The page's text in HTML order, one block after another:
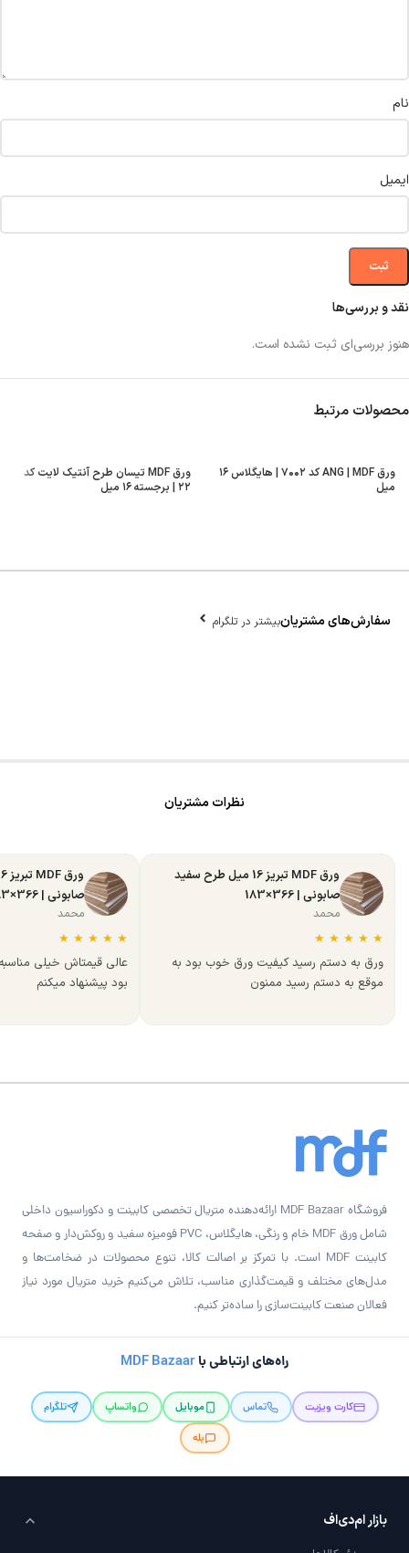
نقد و بررسی‌ها
هنوز بررسی‌ای ثبت نشده است.
نام
ایمیل
محصولات مرتبط
ورق ANG | MDF کد ۷۰۰۲ | هایگلاس ۱۶
میل
ورق MDF تیسان طرح آنتیک لایت کد
۲۲ | برجسته ۱۶ میل
سفارش‌های مشتریانبیشتر در تلگرام
نظرات مشتریان
ورق MDF تبریز 16 میل طرح سفید
صابونی | 366×183
محمد
★
★
★
★
★
ورق به دستم رسید کیفیت ورق خوب بود به
موقع به دستم رسید ممنون
صابونی | 366×183
محمد
★
★
★
★
★
عالی قیمتاش خیلی
بود پیشنهاد میکنم
فروشگاه MDF Bazaar ارائه‌دهنده متریال تخصصی کابینت و دکوراسیون داخلی
شامل ورق MDF خام و رنگی، هایگلاس، PVC فومیزه سفید و روکش‌دار و صفحه
کابینت MDF است. با تمرکز بر اصالت کالا، تنوع محصولات در ضخامت‌ها و
مدل‌های مختلف و قیمت‌گذاری مناسب، تلاش می‌کنیم خرید متریال مورد نیاز
فعالان صنعت کابینت‌سازی را ساده‌تر کنیم.
راه‌های ارتباطی باMDF Bazaar
کارت ویزیت تماس موبایل واتساپ
تلگرام
بله
بازار ام‌دی‌اف